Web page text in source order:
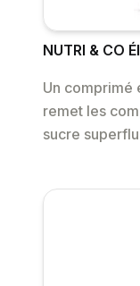
NUTRI & CO
Un
remet les
sucre